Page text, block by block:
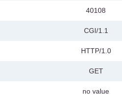
40108
CGI/1.1
HTTP/1.0
GET
no value